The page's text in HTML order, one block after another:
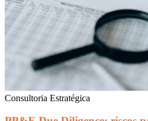
Consultoria Estratégica